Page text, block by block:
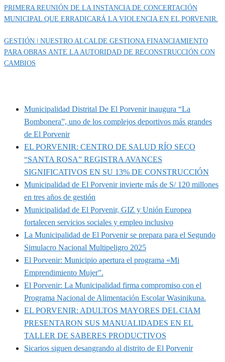
PRIMERA REUNIÓN DE LA INSTANCIA DE CONCERTACIÓN
MUNICIPAL QUE ERRADICARÁ LA VIOLENCIA EN EL PORVENIR.
GESTIÓN | NUESTRO ALCALDE GESTIONA FINANCIAMIENTO
PARA OBRAS ANTE LA AUTORIDAD DE RECONSTRUCCIÓN CON
CAMBIOS
Municipalidad Distrital De El Porvenir inaugura “La
Bombonera”, uno de los complejos deportivos más grandes
de El Porvenir
EL PORVENIR: CENTRO DE SALUD RÍO SECO
“SANTA ROSA” REGISTRA AVANCES
SIGNIFICATIVOS EN SU 13% DE CONSTRUCCIÓN
Municipalidad de El Porvenir invierte más de S/ 120 millones
en tres años de gestión
Municipalidad de El Porvenir, GIZ y Unión Europea
fortalecen servicios sociales y empleo inclusivo
La Municipalidad de El Porvenir se prepara para el Segundo
Simulacro Nacional Multipeligro 2025
El Porvenir: Municipio apertura el programa «Mi
Emprendimiento Mujer”.
El Porvenir: La Municipalidad firma compromiso con el
Programa Nacional de Alimentación Escolar Wasinikuna.
EL PORVENIR: ADULTOS MAYORES DEL CIAM
PRESENTARON SUS MANUALIDADES EN EL
TALLER DE SABERES PRODUCTIVOS
Sicarios siguen desangrando al distrito de El Porvenir